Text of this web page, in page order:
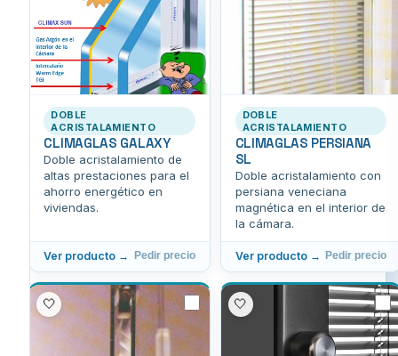
DOBLE
ACRISTALAMIENTO
CLIMAGLAS GALAXY
Doble acristalamiento de
altas prestaciones para el
ahorro energético en
viviendas.
Ver producto → Pedir precio
DOBLE
ACRISTALAMIENTO
CLIMAGLAS PERSIANA
SL
Doble acristalamiento con
persiana veneciana
magnética en el interior de
la cámara.
Ver producto → Pedir precio
🤍 🤍